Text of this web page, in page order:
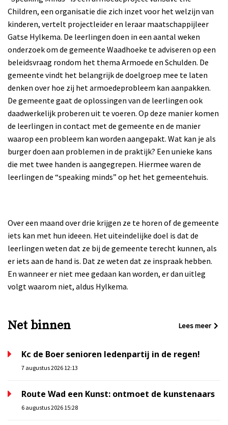
Children, een organisatie die zich inzet voor het welzijn van
kinderen, vertelt projectleider en leraar maatschappijleer
Gatse Hylkema. De leerlingen doen in een aantal weken
onderzoek om de gemeente Waadhoeke te adviseren op een
beleidsvraag rondom het thema Armoede en Schulden. De
gemeente vindt het belangrijk de doelgroep mee te laten
denken over hoe zij het armoedeprobleem kan aanpakken.
De gemeente gaat de oplossingen van de leerlingen ook
daadwerkelijk proberen uit te voeren. Op deze manier komen
de leerlingen in contact met de gemeente en de manier
waarop een probleem kan worden aangepakt. Wat kan je als
burger doen aan problemen in de praktijk? Een unieke kans
die met twee handen is aangegrepen. Hiermee waren de
leerlingen de “speaking minds” op het het gemeentehuis.
Over een maand over drie krijgen ze te horen of de gemeente
iets kan met hun ideeen. Het uiteindelijke doel is dat de
leerlingen weten dat ze bij de gemeente terecht kunnen, als
er iets aan de hand is. Dat ze weten dat ze inspraak hebben.
En wanneer er niet mee gedaan kan worden, er dan uitleg
volgt waarom niet, aldus Hylkema.
Net binnen Lees meer
Kc de Boer senioren ledenpartij in de regen!
7 augustus 2026 12:13
Route Wad een Kunst: ontmoet de kunstenaars
6 augustus 2026 15:28